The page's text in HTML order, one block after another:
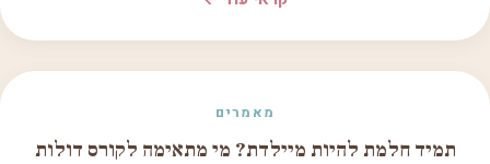
מאמרים
תמיד חלמת להיות מיילדת? מי מתאימה לקורס דולות